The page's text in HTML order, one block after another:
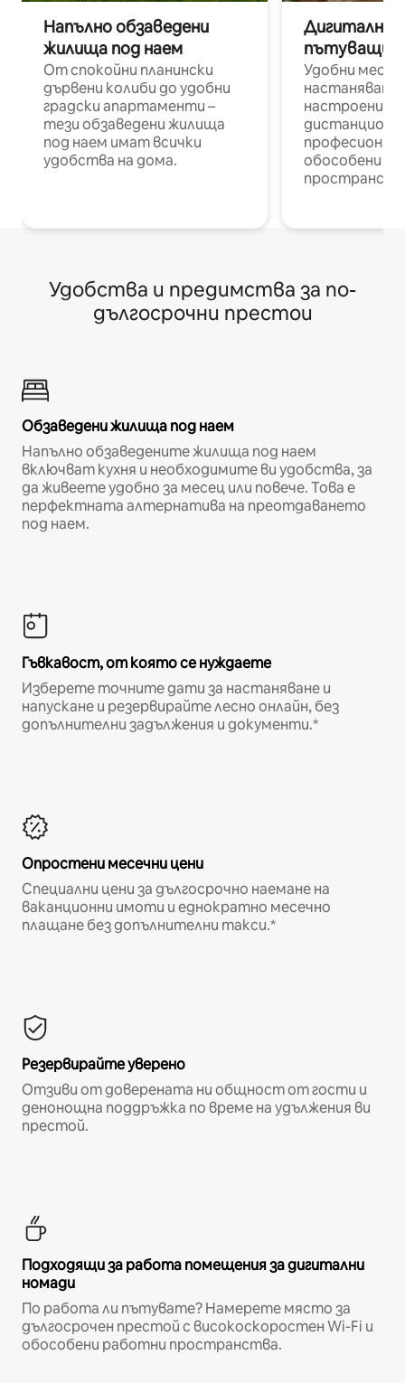
Напълно обзаведени
жилища под наем
От спокойни планински
дървени колиби до удобни
градски апартаменти –
тези обзаведени жилища
под наем имат всички
удобства на дома.
Дигитални
пътуващи
Удобни
настаняване
настроени и
обособени
Удобства и предимства за по-
дългосрочни престои
Обзаведени жилища под наем
Напълно обзаведените жилища под наем
включват кухня и необходимите ви удобства, за
да живеете удобно за месец или повече. Това е
перфектната алтернатива на преотдаването
под наем.
Гъвкавост, от която се нуждаете
Изберете точните дати за настаняване и
напускане и резервирайте лесно онлайн, без
допълнителни задължения и документи.*
Опростени месечни цени
Специални цени за дългосрочно наемане на
ваканционни имоти и еднократно месечно
плащане без допълнителни такси.*
Резервирайте уверено
Отзиви от доверената ни общност от гости и
денонощна поддръжка по време на удължения ви
престой.
Подходящи за работа помещения за дигитални
номади
По работа ли пътувате? Намерете място за
дългосрочен престой с високоскоростен Wi-Fi и
обособени работни пространства.